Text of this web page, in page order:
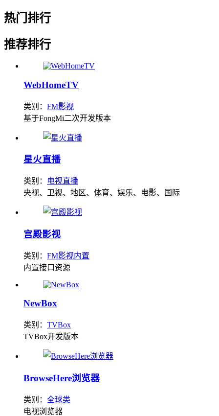
热门排行
推荐排行
WebHomeTV
类别： FM影视
基于FongMi二次开发版本
星火直播
类别：
电视直播
央视、卫视、地区、体育、娱乐、电影、国际
宫殿影视
类别： FM影视内置
内置接口资源
NewBox
类别： TVBox
TVBox开发版本
BrowseHere浏览器
类别： 全球类
电视浏览器